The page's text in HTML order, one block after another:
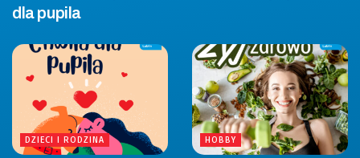
dla pupila
DZIECI I RODZINA HOBBY